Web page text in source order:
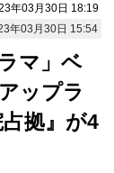
年03月30日 18:19
年03月30日 15:54
マ」ベ
ップラ
拠』が4